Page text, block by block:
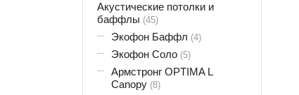
Акустические потолки и
баффлы (45)
Экофон Баффл (4)
Экофон Соло (5)
Армстронг OPTIMA L
Canopy (8)